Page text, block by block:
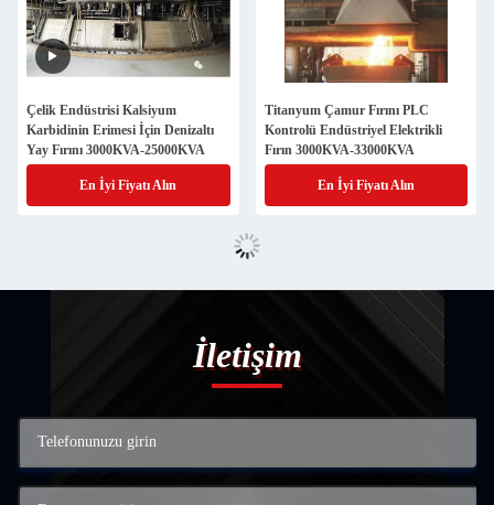
Çelik Endüstrisi Kalsiyum
Karbidinin Erimesi İçin Denizaltı
Yay Fırını 3000KVA-25000KVA
En İyi Fiyatı Alın
Titanyum Çamur Fırını PLC
Kontrolü Endüstriyel Elektrikli
Fırın 3000KVA-33000KVA
En İyi Fiyatı Alın
İletişim